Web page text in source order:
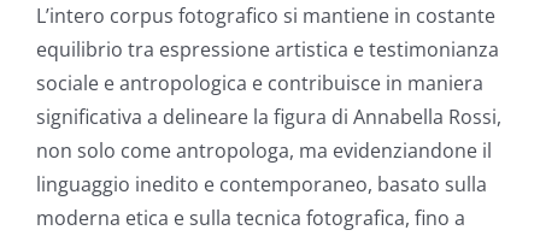
L’intero corpus fotografico si mantiene in costante
equilibrio tra espressione artistica e testimonianza
sociale e antropologica e contribuisce in maniera
significativa a delineare la figura di Annabella Rossi,
non solo come antropologa, ma evidenziandone il
linguaggio inedito e contemporaneo, basato sulla
moderna etica e sulla tecnica fotografica, fino a